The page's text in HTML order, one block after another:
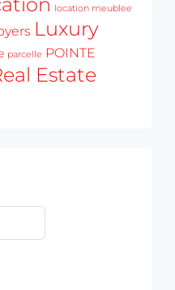
location meublee
Luxury
parcelle POINTE
Estate